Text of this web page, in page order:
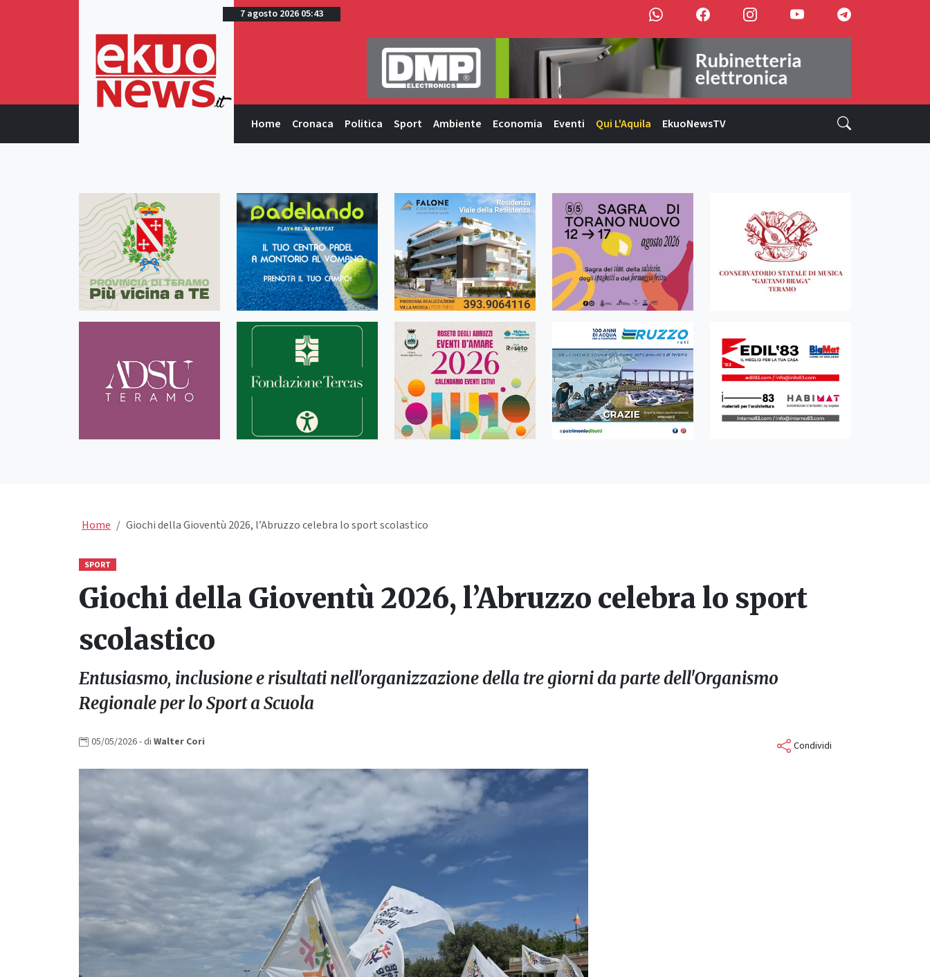
7 agosto 2026 05:43
Home Cronaca Politica Sport Ambiente Economia Eventi Qui L'Aquila EkuoNewsTV
Home Giochi della Gioventù 2026, l’Abruzzo celebra lo sport scolastico
SPORT
Giochi della Gioventù 2026, l’Abruzzo celebra lo sport
scolastico
Entusiasmo, inclusione e risultati nell'organizzazione della tre giorni da parte dell'Organismo
Regionale per lo Sport a Scuola
05/05/2026- di Walter Cori Condividi